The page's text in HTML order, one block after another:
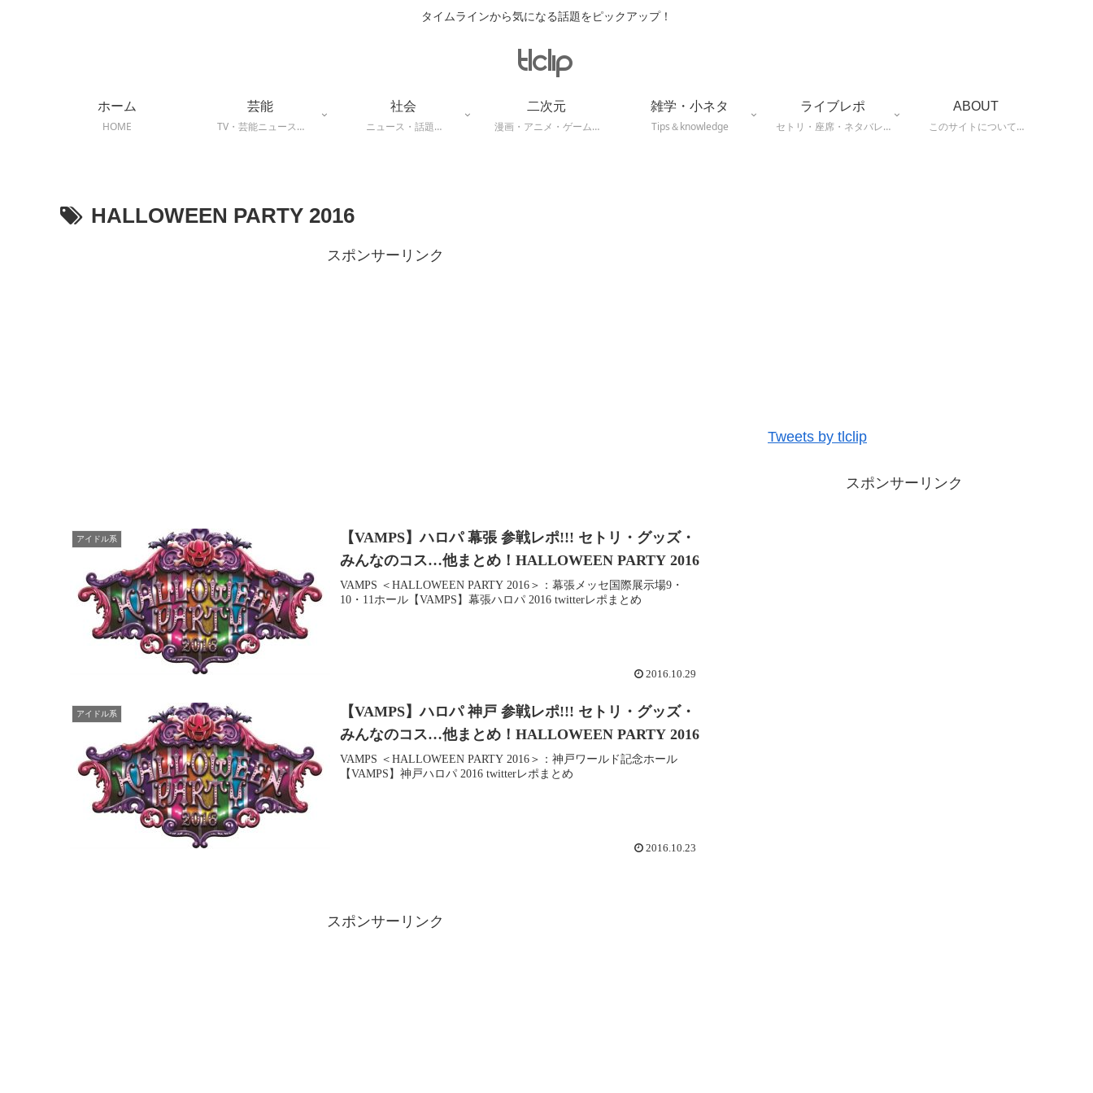
タイムラインから気になる話題をピックアップ！
ホーム
HOME
芸能
TV・芸能ニュース…
社会
ニュース・話題…
二次元
漫画・アニメ・ゲーム…
雑学・小ネタ
Tips＆knowledge
ライブレポ
セトリ・座席・ネタバレ…
ABOUT
このサイトについて…
HALLOWEEN PARTY 2016
スポンサーリンク
アイドル系
【VAMPS】ハロパ 幕張 参戦レポ!!! セトリ・グッズ・
みんなのコス…他まとめ！HALLOWEEN PARTY 2016
VAMPS ＜HALLOWEEN PARTY 2016＞：幕張メッセ国際展示場9・
10・11ホール【VAMPS】幕張ハロパ 2016 twitterレポまとめ
2016.10.29
アイドル系
【VAMPS】ハロパ 神戸 参戦レポ!!! セトリ・グッズ・
みんなのコス…他まとめ！HALLOWEEN PARTY 2016
VAMPS ＜HALLOWEEN PARTY 2016＞：神戸ワールド記念ホール
【VAMPS】神戸ハロパ 2016 twitterレポまとめ
2016.10.23
スポンサーリンク
Tweets by tlclip
スポンサーリンク